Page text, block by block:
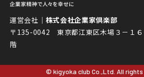
運営会社｜ 株式会社企業家倶楽部
〒135-0042 東京都江東区木場３－１６
階
© kigyoka club Co.,Ltd. All rights